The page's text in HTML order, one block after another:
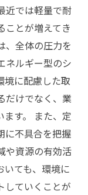
近では軽量で耐
ことが増えてき
、全体の圧力を
ネルギー型のシ
境に配慮した取
だけでなく、業
す。 また、定
に不具合を把握
や資源の有効活
いても、環境に
していくことが